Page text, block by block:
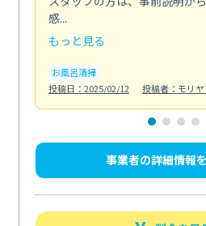
感...
もっと見る
お風呂清掃
投稿日：2025/02/12
投稿者：モリヤ
事業者の詳細情報